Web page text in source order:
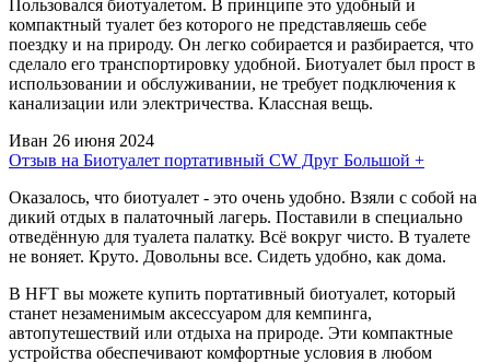
Пользовался биотуалетом. В принципе это удобный и
компактный туалет без которого не представляешь себе
поездку и на природу. Он легко собирается и разбирается, что
сделало его транспортировку удобной. Биотуалет был прост в
использовании и обслуживании, не требует подключения к
канализации или электричества. Классная вещь.
Иван 26 июня 2024
Отзыв на Биотуалет портативный CW Друг Большой +
Оказалось, что биотуалет - это очень удобно. Взяли с собой на
дикий отдых в палаточный лагерь. Поставили в специально
отведённую для туалета палатку. Всё вокруг чисто. В туалете
не воняет. Круто. Довольны все. Сидеть удобно, как дома.
В HFT вы можете купить портативный биотуалет, который
станет незаменимым аксессуаром для кемпинга,
автопутешествий или отдыха на природе. Эти компактные
устройства обеспечивают комфортные условия в любом